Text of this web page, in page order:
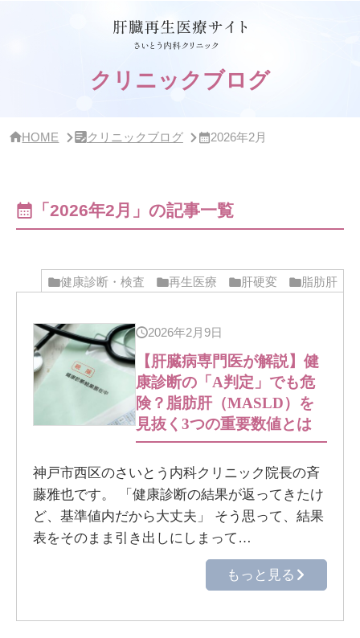
クリニックブログ
HOME クリニックブログ 2026年2月
「2026年2月」の記事一覧
健康診断・検査 再生医療 肝硬変 脂肪肝
2026年2月9日
【肝臓病専門医が解説】健
康診断の「A判定」でも危
険？脂肪肝（MASLD）を
見抜く3つの重要数値とは
神戸市西区のさいとう内科クリニック院長の斉
藤雅也です。 「健康診断の結果が返ってきたけ
ど、基準値内だから大丈夫」 そう思って、結果
表をそのまま引き出しにしまって…
もっと見る